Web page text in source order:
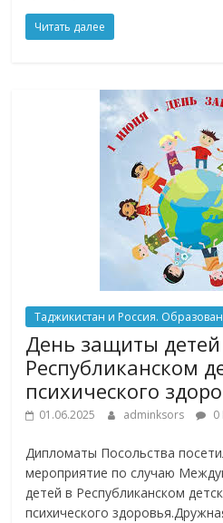
Читать далее
Таджикистан и Россия.
День защиты
Республиканском
психического
01.06.2025 adminksors 0
Дипломаты Посольства
мероприятие по случаю
детей в Республиканском
психического